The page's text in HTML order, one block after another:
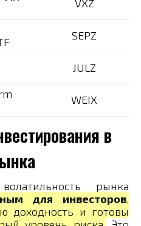
VXZ
SEPZ
JULZ
WEIX
в
рынка
для инвесторов,
доходность и готовы